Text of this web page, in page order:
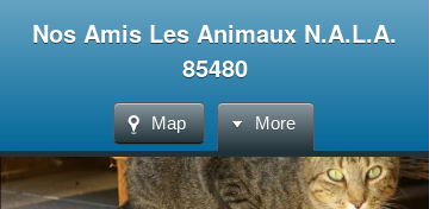
Nos Amis Les Animaux N.A.L.A.
85480
Map More